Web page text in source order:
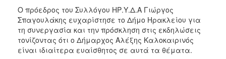
Ο πρόεδρος του Συλλόγου ΗΡ.Υ.Δ.Α Γιώργος
Σπαγουλάκης ευχαρίστησε το Δήμο Ηρακλείου για
τη συνεργασία και την πρόσκληση στις εκδηλώσεις
τονίζοντας ότι ο Δήμαρχος Αλέξης Καλοκαιρινός
είναι ιδιαίτερα ευαίσθητος σε αυτά τα θέματα.